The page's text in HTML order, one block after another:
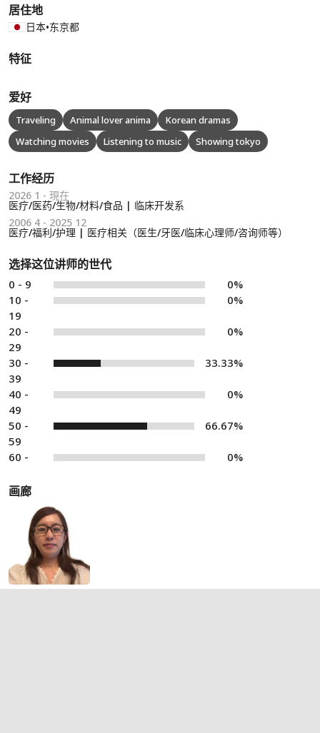
居住地
日本•东京都
特征
爱好
Traveling Animal lover anima
Korean dramas
Watching movies
Listening to music Showing tokyo
工作经历
2026 1 - 現在
医疗/医药/生物/材料/食品 | 临床开发系
2006 4 - 2025 12
医疗/福利/护理 | 医疗相关（医生/牙医/临床心理师/咨询师等）
选择这位讲师的世代
0 - 9
0%
10 -
19
0%
20 -
29
0%
30 -
39
33.33%
40 -
49
0%
50 -
59
66.67%
60 - 0%
画廊